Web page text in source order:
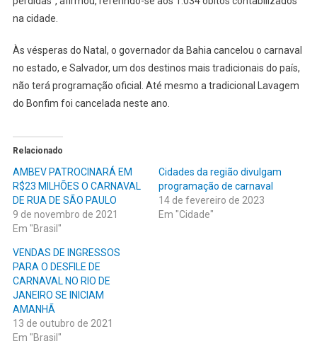
na cidade.
Às vésperas do Natal, o governador da Bahia cancelou o carnaval
no estado, e Salvador, um dos destinos mais tradicionais do país,
não terá programação oficial. Até mesmo a tradicional Lavagem
do Bonfim foi cancelada neste ano.
Relacionado
AMBEV PATROCINARÁ EM
R$23 MILHÕES O CARNAVAL
DE RUA DE SÃO PAULO
9 de novembro de 2021
Em "Brasil"
Cidades da região divulgam
programação de carnaval
14 de fevereiro de 2023
Em "Cidade"
VENDAS DE INGRESSOS
PARA O DESFILE DE
CARNAVAL NO RIO DE
JANEIRO SE INICIAM
AMANHÃ
13 de outubro de 2021
Em "Brasil"